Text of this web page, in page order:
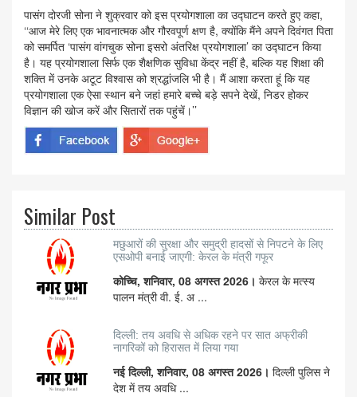
पासंग दोरजी सोना ने शुक्रवार को इस प्रयोगशाला का उद्घाटन करते हुए कहा,
‘‘आज मेरे लिए एक भावनात्मक और गौरवपूर्ण क्षण है, क्योंकि मैंने अपने दिवंगत पिता
को समर्पित ‘पासंग वांगचुक सोना इसरो अंतरिक्ष प्रयोगशाला’ का उद्घाटन किया
है। यह प्रयोगशाला सिर्फ एक शैक्षणिक सुविधा केंद्र नहीं है, बल्कि यह शिक्षा की
शक्ति में उनके अटूट विश्वास को श्रद्धांजलि भी है। मैं आशा करता हूं कि यह
प्रयोगशाला एक ऐसा स्थान बने जहां हमारे बच्चे बड़े सपने देखें, निडर होकर
विज्ञान की खोज करें और सितारों तक पहुंचें।’’
Similar Post
मछुआरों की सुरक्षा और समुद्री हादसों से निपटने के लिए
एसओपी बनाई जाएगी: केरल के मंत्री गफूर
कोच्चि, शनिवार, 08 अगस्त 2026। केरल के मत्स्य
पालन मंत्री वी. ई. अ ...
दिल्ली: तय अवधि से अधिक रहने पर सात अफ्रीकी
नागरिकों को हिरासत में लिया गया
नई दिल्ली, शनिवार, 08 अगस्त 2026। दिल्ली पुलिस ने
देश में तय अवधि ...